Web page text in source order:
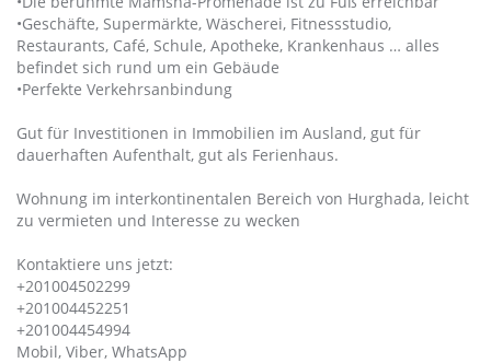
•Geschäfte, Supermärkte, Wäscherei, Fitnessstudio,
Restaurants, Café, Schule, Apotheke, Krankenhaus … alles
befindet sich rund um ein Gebäude
•Perfekte Verkehrsanbindung
Gut für Investitionen in Immobilien im Ausland, gut für
dauerhaften Aufenthalt, gut als Ferienhaus.
Wohnung im interkontinentalen Bereich von Hurghada, leicht
zu vermieten und Interesse zu wecken
Kontaktiere uns jetzt:
+201004502299
+201004452251
+201004454994
Mobil, Viber, WhatsApp